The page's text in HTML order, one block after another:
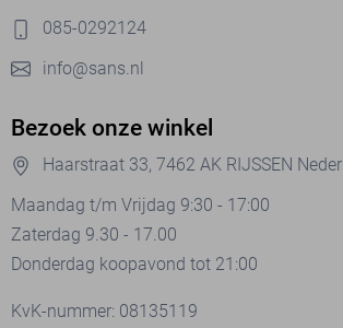
085-0292124
info@sans.nl
Bezoek onze winkel
Haarstraat 33, 7462 AK RIJSSEN
Maandag t/m Vrijdag 9:30 - 17:00
Zaterdag 9.30 - 17.00
Donderdag koopavond tot 21:00
KvK-nummer: 08135119